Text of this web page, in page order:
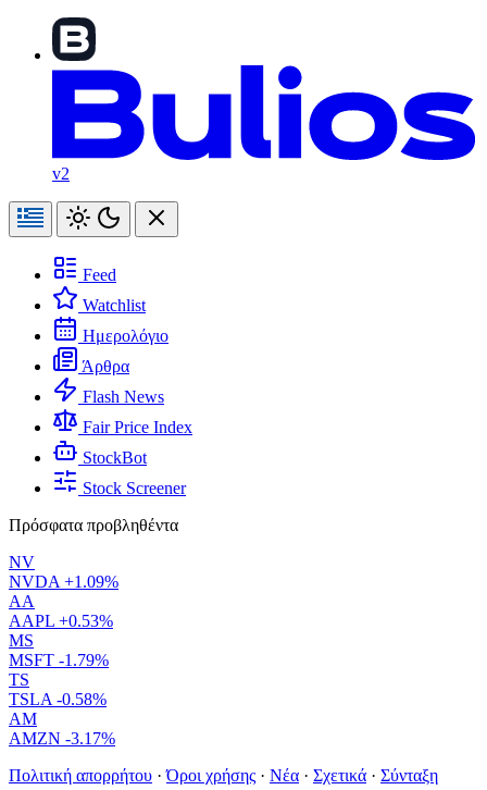
v2
Feed
Watchlist
Ημερολόγιο
Άρθρα
Flash News
Fair Price Index
StockBot
Stock Screener
Πρόσφατα προβληθέντα
NV
NVDA +1.09%
AA
AAPL +0.53%
MS
MSFT -1.79%
TS
TSLA -0.58%
AM
AMZN -3.17%
Πολιτική απορρήτου · Όροι χρήσης · Νέα · Σχετικά · Σύνταξη